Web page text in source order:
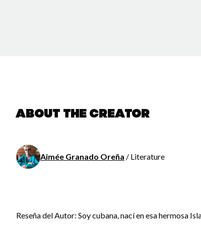
About the creator
Aimée Granado Oreña / Literature
Reseña del Autor: Soy cubana, nací en esa hermosa